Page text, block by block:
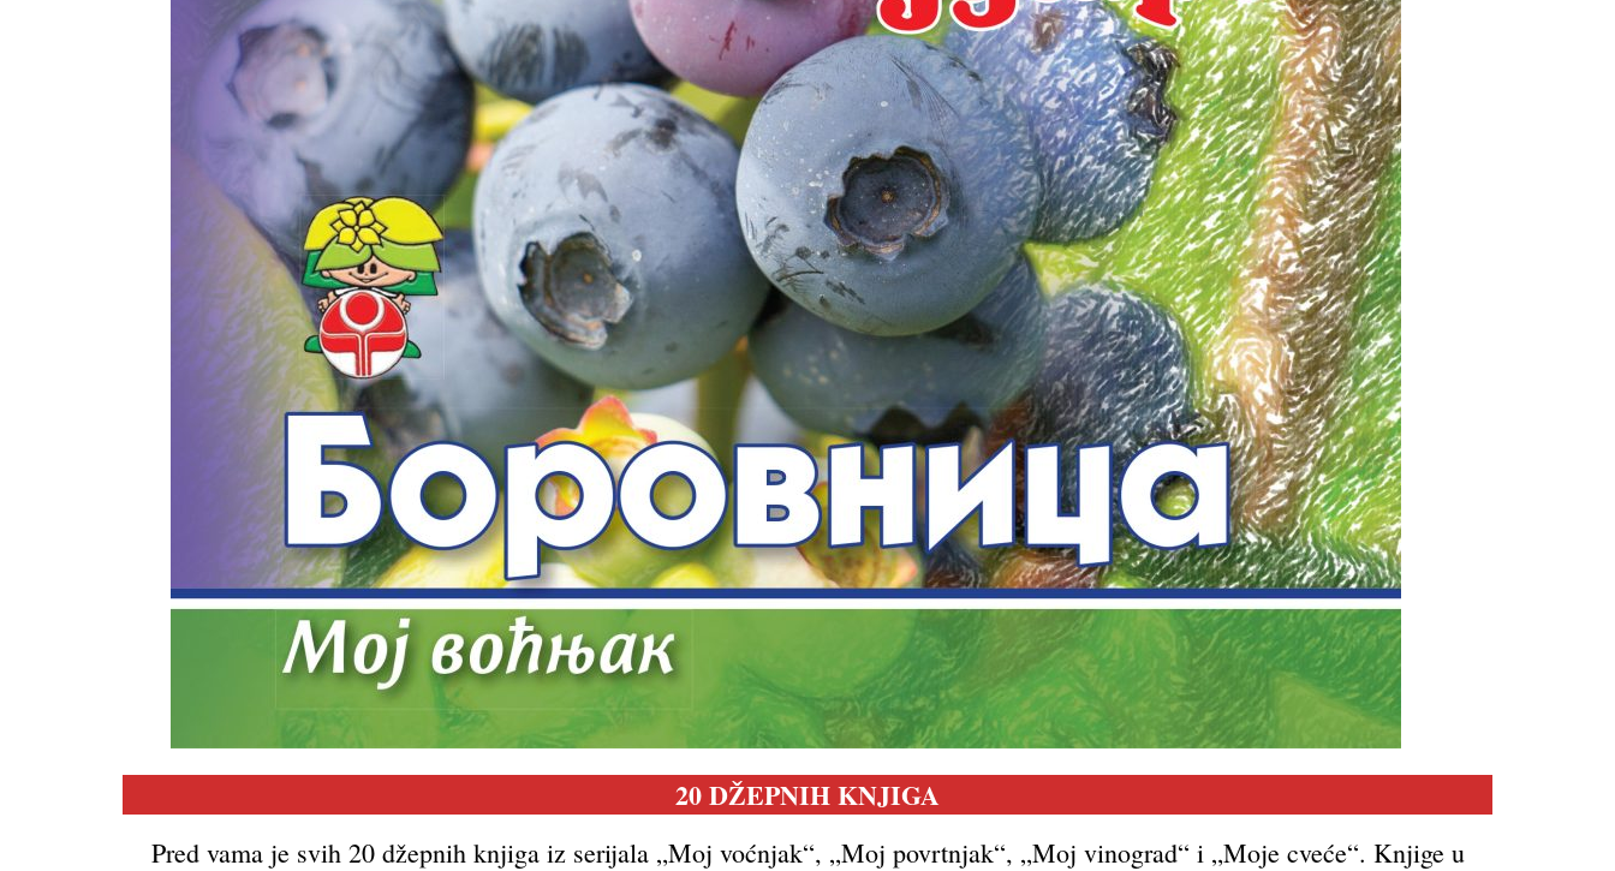
20DŽEPNIH KNJIGA
Pred vama je svih 20 džepnih knjiga iz serijala „Moj voćnjak“, „Moj povrtnjak“, „Moj vinograd“ i „Moje cveće“. Knjige u